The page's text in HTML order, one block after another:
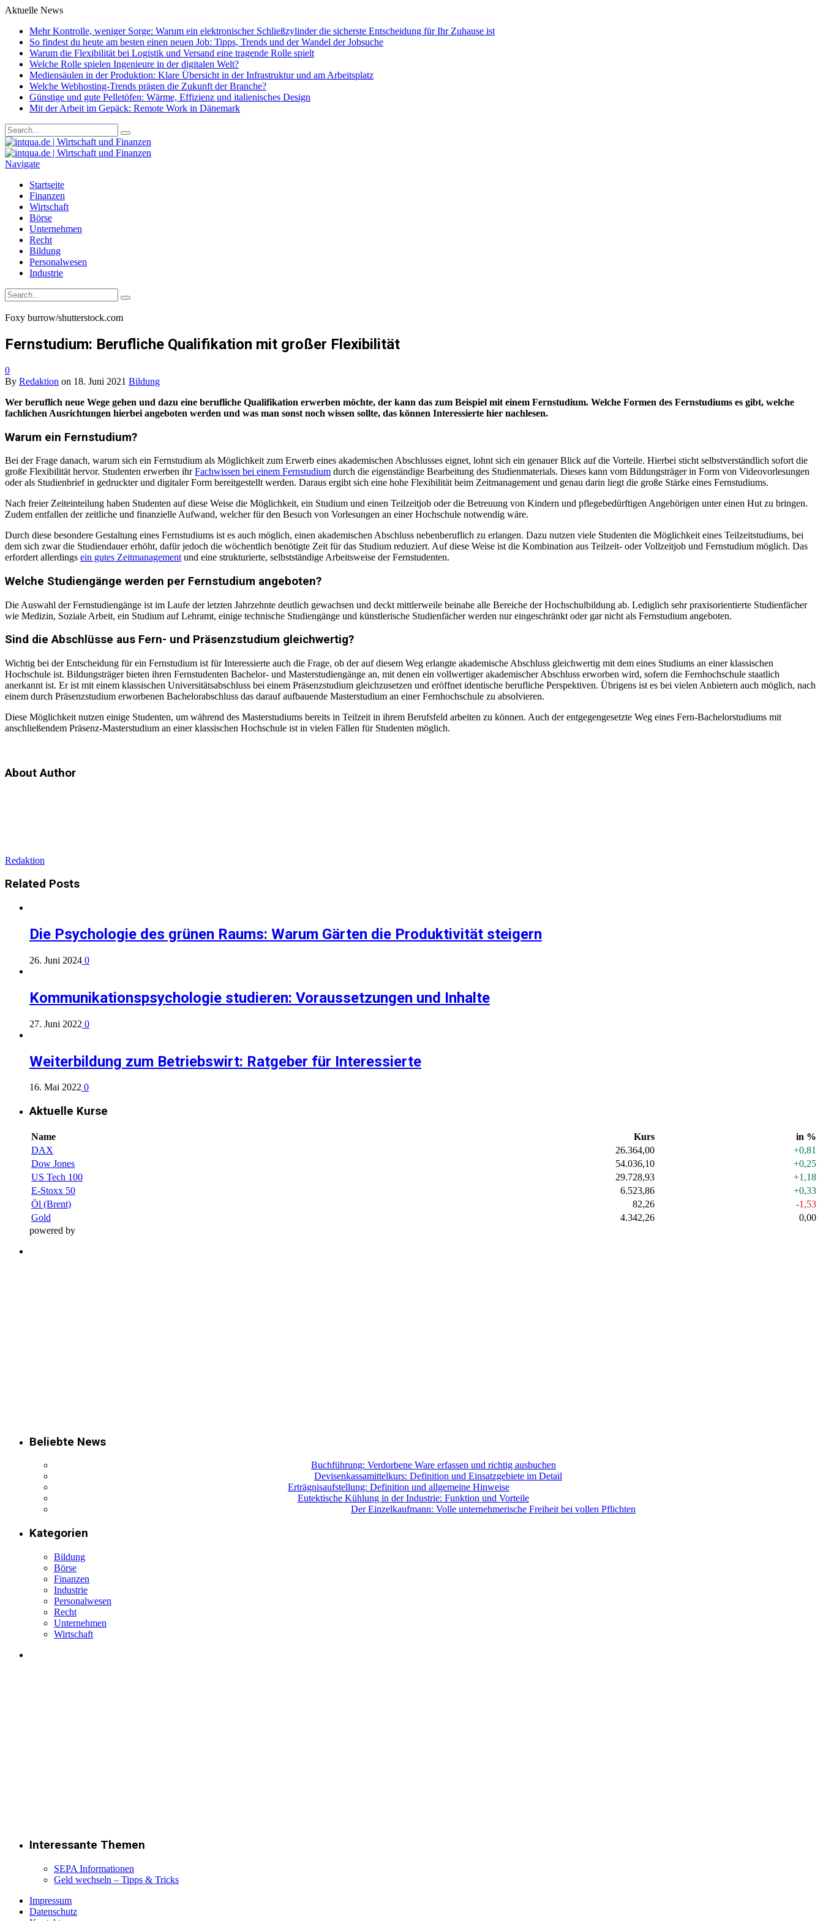
Aktuelle News
Mehr Kontrolle, weniger Sorge: Warum ein elektronischer Schließzylinder die sicherste Entscheidung für Ihr Zuhause ist
So findest du heute am besten einen neuen Job: Tipps, Trends und der Wandel der Jobsuche
Warum die Flexibilität bei Logistik und Versand eine tragende Rolle spielt
Welche Rolle spielen Ingenieure in der digitalen Welt?
Mediensäulen in der Produktion: Klare Übersicht in der Infrastruktur und am Arbeitsplatz
Welche Webhosting-Trends prägen die Zukunft der Branche?
Günstige und gute Pelletöfen: Wärme, Effizienz und italienisches Design
Mit der Arbeit im Gepäck: Remote Work in Dänemark
Navigate
Startseite
Finanzen
Wirtschaft
Börse
Unternehmen
Recht
Bildung
Personalwesen
Industrie
Foxy burrow/shutterstock.com
Fernstudium: Berufliche Qualifikation mit großer Flexibilität
0
By Redaktion on 18. Juni 2021 Bildung
Wer beruflich neue Wege gehen und dazu eine berufliche Qualifikation erwerben möchte, der kann das zum Beispiel mit einem Fernstudium. Welche Formen des Fernstudiums es gibt, welche
fachlichen Ausrichtungen hierbei angeboten werden und was man sonst noch wissen sollte, das können Interessierte hier nachlesen.
Warum ein Fernstudium?
Bei der Frage danach, warum sich ein Fernstudium als Möglichkeit zum Erwerb eines akademischen Abschlusses eignet, lohnt sich ein genauer Blick auf die Vorteile. Hierbei sticht selbstverständlich sofort die
große Flexibilität hervor. Studenten erwerben ihrFachwissen bei einem Fernstudium durch die eigenständige Bearbeitung des Studienmaterials. Dieses kann vom Bildungsträger in Form von Videovorlesungen
oder als Studienbrief in gedruckter und digitaler Form bereitgestellt werden. Daraus ergibt sich eine hohe Flexibilität beim Zeitmanagement und genau darin liegt die große Stärke eines Fernstudiums.
Nach freier Zeiteinteilung haben Studenten auf diese Weise die Möglichkeit, ein Studium und einen Teilzeitjob oder die Betreuung von Kindern und pflegebedürftigen Angehörigen unter einen Hut zu bringen.
Zudem entfallen der zeitliche und finanzielle Aufwand, welcher für den Besuch von Vorlesungen an einer Hochschule notwendig wäre.
Durch diese besondere Gestaltung eines Fernstudiums ist es auch möglich, einen akademischen Abschluss nebenberuflich zu erlangen. Dazu nutzen viele Studenten die Möglichkeit eines Teilzeitstudiums, bei
dem sich zwar die Studiendauer erhöht, dafür jedoch die wöchentlich benötigte Zeit für das Studium reduziert. Auf diese Weise ist die Kombination aus Teilzeit- oder Vollzeitjob und Fernstudium möglich. Das
erfordert allerdings ein gutes Zeitmanagement und eine strukturierte, selbstständige Arbeitsweise der Fernstudenten.
Welche Studiengänge werden per Fernstudium angeboten?
Die Auswahl der Fernstudiengänge ist im Laufe der letzten Jahrzehnte deutlich gewachsen und deckt mittlerweile beinahe alle Bereiche der Hochschulbildung ab. Lediglich sehr praxisorientierte Studienfächer
wie Medizin, Soziale Arbeit, ein Studium auf Lehramt, einige technische Studiengänge und künstlerische Studienfächer werden nur eingeschränkt oder gar nicht als Fernstudium angeboten.
Sind die Abschlüsse aus Fern- und Präsenzstudium gleichwertig?
Wichtig bei der Entscheidung für ein Fernstudium ist für Interessierte auch die Frage, ob der auf diesem Weg erlangte akademische Abschluss gleichwertig mit dem eines Studiums an einer klassischen
Hochschule ist. Bildungsträger bieten ihren Fernstudenten Bachelor- und Masterstudiengänge an, mit denen ein vollwertiger akademischer Abschluss erworben wird, sofern die Fernhochschule staatlich
anerkannt ist. Er ist mit einem klassischen Universitätsabschluss bei einem Präsenzstudium gleichzusetzen und eröffnet identische berufliche Perspektiven. Übrigens ist es bei vielen Anbietern auch möglich, nach
einem durch Präsenzstudium erworbenen Bachelorabschluss das darauf aufbauende Masterstudium an einer Fernhochschule zu absolvieren.
Diese Möglichkeit nutzen einige Studenten, um während des Masterstudiums bereits in Teilzeit in ihrem Berufsfeld arbeiten zu können. Auch der entgegengesetzte Weg eines Fern-Bachelorstudiums mit
anschließendem Präsenz-Masterstudium an einer klassischen Hochschule ist in vielen Fällen für Studenten möglich.
About Author
Redaktion
Related Posts
Die Psychologie des grünen Raums: Warum Gärten die Produktivität steigern
26. Juni 2024 0
Kommunikationspsychologie studieren: Voraussetzungen und Inhalte
27. Juni 2022 0
Weiterbildung zum Betriebswirt: Ratgeber für Interessierte
16. Mai 2022 0
Aktuelle Kurse
Name Kurs
in %
DAX
26.364,00
+0,81
Dow Jones
54.036,10
+0,25
US Tech 100
29.728,93
+1,18
E-Stoxx 50
6.523,86
+0,33
Öl (Brent)
82,26
-1,53
Gold
4.342,26
0,00
powered by
Beliebte News
Buchführung: Verdorbene Ware erfassen und richtig ausbuchen
Devisenkassamittelkurs: Definition und Einsatzgebiete im Detail
Erträgnisaufstellung: Definition und allgemeine Hinweise
Eutektische Kühlung in der Industrie: Funktion und Vorteile
Der Einzelkaufmann: Volle unternehmerische Freiheit bei vollen Pflichten
Kategorien
Bildung
Börse
Finanzen
Industrie
Personalwesen
Recht
Unternehmen
Wirtschaft
Interessante Themen
SEPA Informationen
Geld wechseln – Tipps & Tricks
Impressum
Datenschutz